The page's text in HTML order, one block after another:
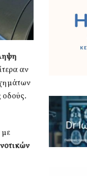
αν
οδούς.